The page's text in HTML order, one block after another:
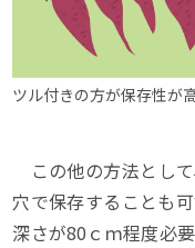
ツル付きの方が保存性が
この他の方法とし
穴で保存することも
深さが80ｃｍ程度必